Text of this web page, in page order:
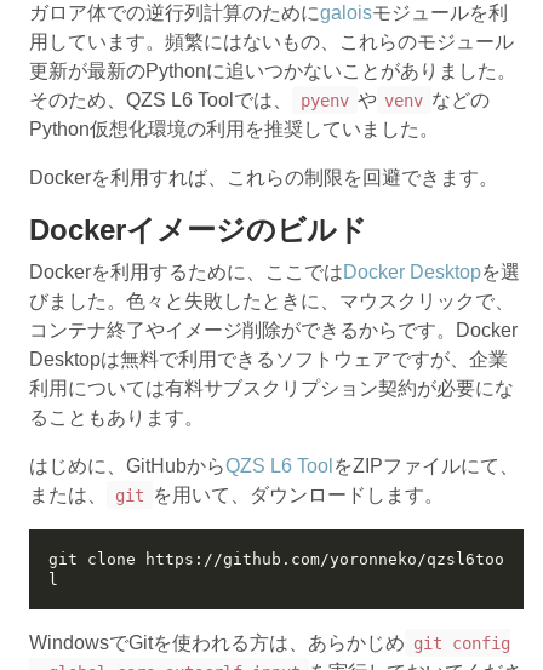
ガロア体での逆行列計算のためにgaloisモジュールを利
用しています。頻繁にはないもの、これらのモジュール
更新が最新のPythonに追いつかないことがありました。
そのため、QZS L6 Toolでは、
pyenv や venv などの
Python仮想化環境の利用を推奨していました。
Dockerを利用すれば、これらの制限を回避できます。
Dockerイメージのビルド
Dockerを利用するために、ここではDocker Desktopを選
びました。色々と失敗したときに、マウスクリックで、
コンテナ終了やイメージ削除ができるからです。Docker
Desktopは無料で利用できるソフトウェアですが、企業
利用については有料サブスクリプション契約が必要にな
ることもあります。
はじめに、GitHubからQZS L6 Tool をZIPファイルにて、
または、
git を用いて、ダウンロードします。
git clone https://github.com/yoronneko/qzsl6too
WindowsでGitを使われる方は、あらかじめ git config